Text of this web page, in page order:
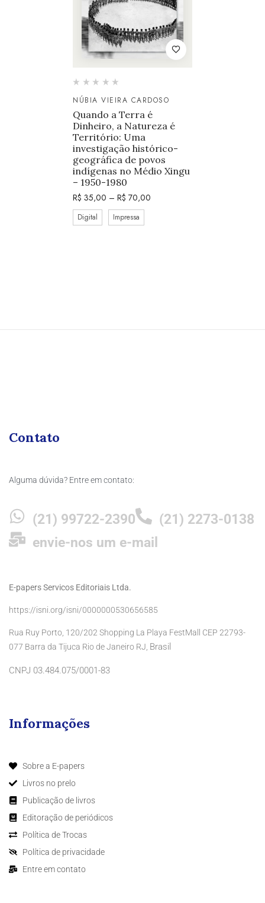
NÚBIA VIEIRA CARDOSO
Quando a Terra é
Dinheiro, a Natureza é
Território: Uma
investigação histórico-
geográfica de povos
indígenas no Médio Xingu
– 1950-1980
R$ 35,00 – R$ 70,00
Digital Impressa
Contato
Alguma dúvida? Entre em contato:
(21) 99722-2390
(21) 2273-0138
envie-nos um e-mail
E-papers Servicos Editoriais Ltda.
https://isni.org/isni/0000000530656585
Rua Ruy Porto, 120/202 Shopping La Playa FestMall CEP 22793-
077 Barra da Tijuca Rio de Janeiro RJ, Brasil
CNPJ 03.484.075/0001-83
Informações
Sobre a E-papers
Livros no prelo
Publicação de livros
Editoração de periódicos
Política de Trocas
Política de privacidade
Entre em contato